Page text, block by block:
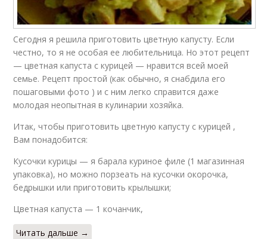
Сегодня я решила приготовить цветную капусту. Если
честно, то я не особая ее любительница. Но этот рецепт
— цветная капуста с курицей — нравится всей моей
семье. Рецепт простой (как обычно, я снабдила его
пошаговыми фото ) и с ним легко справится даже
молодая неопытная в кулинарии хозяйка.
Итак, чтобы приготовить цветную капусту с курицей ,
Вам понадобится:
Кусочки курицы — я барала куриное филе (1 магазинная
упаковка), но можно порзеать на кусочки окорочка,
бедрышки или приготовить крылышки;
Цветная капуста — 1 кочанчик,
Читать дальше →